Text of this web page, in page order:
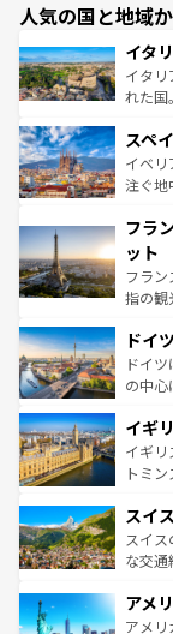
人気の国と地域
イタ
イタ
れた国。
ろん
景な
ピザや
ませて
なお、
しい。
スペ
イベ
注ぐ地
文化が
れる
る。
アート
せる
ンテン
フラ
ット
フラ
指の観
で、
聖堂
から
いる。
香り高
らに
れる
を参照
ドイツ
ドイ
の中心
顔を持
ルリン
して
は、お
ドイツ
イギ
イギリ
トミ
リア
ティ
戦など
ンツ一
スイス
スイ
な交通
の建物
博物館
アメ
アメリ